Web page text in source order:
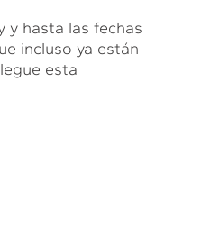
y hasta las fechas
incluso ya están
esta